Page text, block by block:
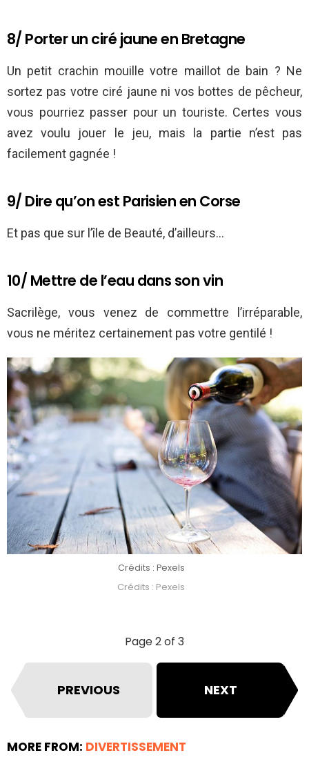
8/ Porter un ciré jaune en Bretagne
Un petit crachin mouille votre maillot de bain ? Ne
sortez pas votre ciré jaune ni vos bottes de pêcheur,
vous pourriez passer pour un touriste. Certes vous
avez voulu jouer le jeu, mais la partie n’est pas
facilement gagnée !
9/ Dire qu’on est Parisien en Corse
Et pas que sur l’île de Beauté, d’ailleurs…
10/ Mettre de l’eau dans son vin
Sacrilège, vous venez de commettre l’irréparable,
vous ne méritez certainement pas votre gentilé !
Crédits : Pexels
Crédits : Pexels
Page 2 of 3
PREVIOUS NEXT
MORE FROM: DIVERTISSEMENT